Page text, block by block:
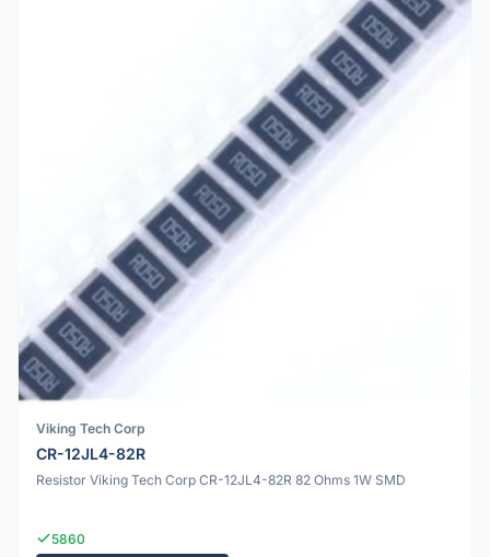
Viking Tech Corp
CR-12JL4-82R
Resistor Viking Tech Corp CR-12JL4-82R 82 Ohms 1W SMD
5860